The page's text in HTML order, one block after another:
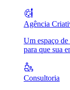
Agência
Um espaço
para que sua
Consultoria